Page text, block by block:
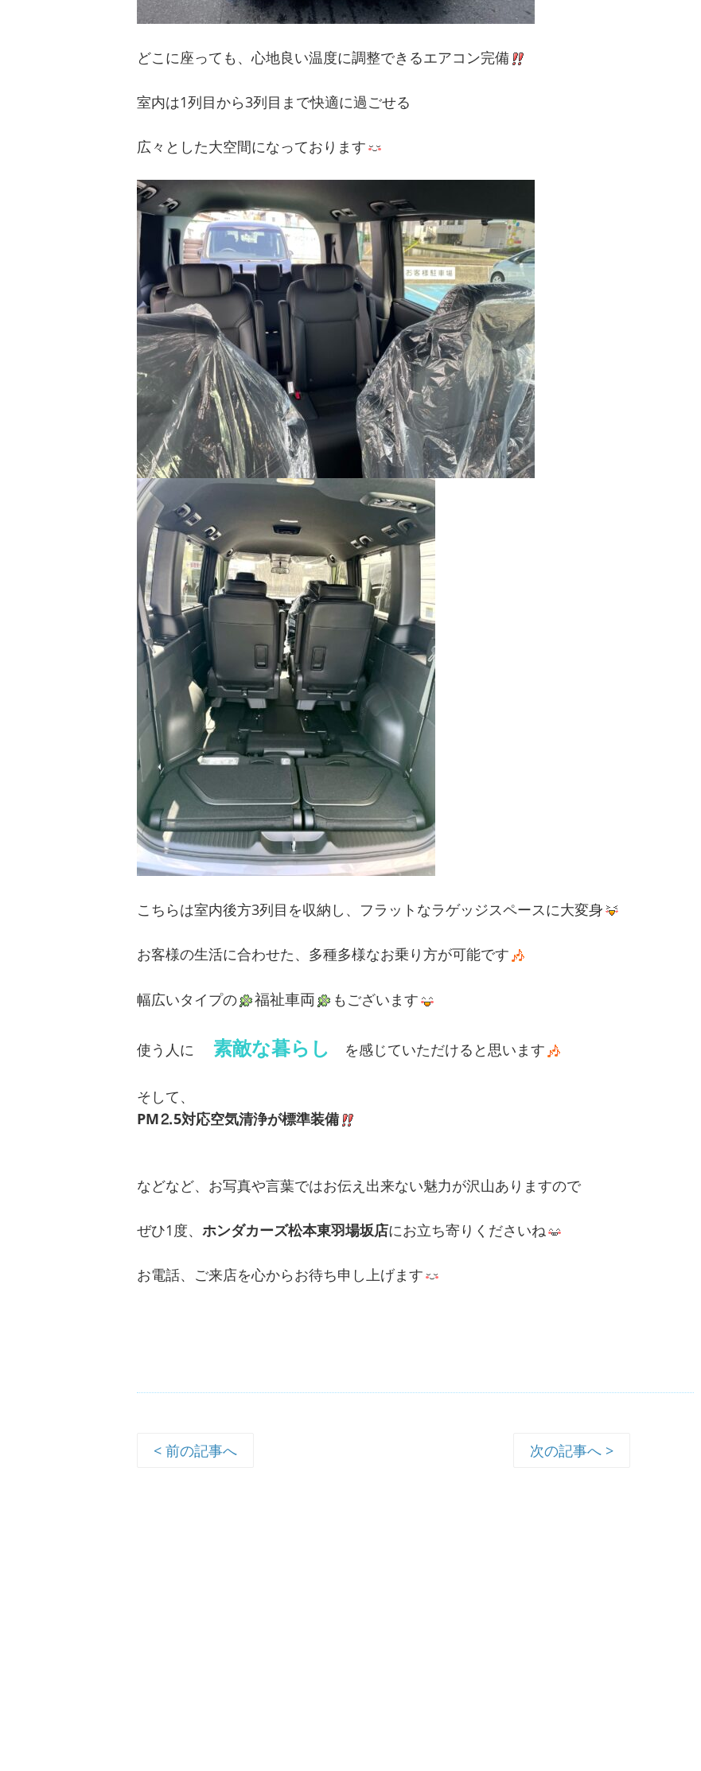
どこに座っても、心地良い温度に調整できるエアコン完備
室内は1列目から3列目まで快適に過ごせる
広々とした大空間になっております
こちらは室内後方3列目を収納し、フラットなラゲッジスペースに大変身
お客様の生活に合わせた、多種多様なお乗り方が可能です
幅広いタイプの 福祉車両 もございます
使う人に 素敵な暮らし を感じていただけると思います
そして、
PM⒉5対応空気清浄が標準装備
などなど、お写真や言葉ではお伝え出来ない魅力が沢山ありますので
ぜひ1度、 ホンダカーズ松本東羽場坂店にお立ち寄りくださいね
お電話、ご来店を心からお待ち申し上げます
< 前の記事へ 次の記事へ >